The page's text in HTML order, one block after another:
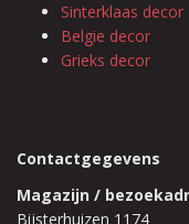
Sinterklaas decor
Belgie decor
Grieks decor
Contactgegevens
Magazijn /
Bijsterhuizen 1174